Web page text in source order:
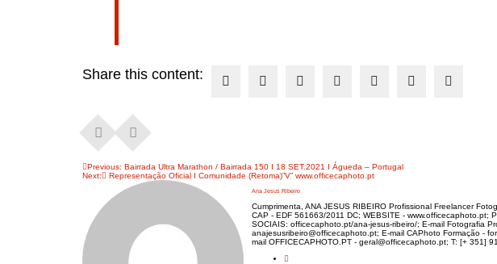
Share this content:
Navegação
de
artigos
Previous: Bairrada Ultra Marathon / Bairrada 150 I 18 SET.2021 I Águeda – Portugal
Next:
Representação Oficial I Comunidade (Retoma)”V” www.officecaphoto.pt
Ana Jesus Ribeiro
Cumprimenta, ANA JESUS RIBEIRO Profissional Freelancer
CAP - EDF 561663/2011 DC; WEBSITE - www.officecaphoto.pt;
SOCIAIS: officecaphoto.pt/ana-jesus-ribeiro/; E-mail Fotografia
anajesusribeiro@officecaphoto.pt; E-mail CAPhoto Formação -
mail OFFICECAPHOTO.PT - geral@officecaphoto.pt; T: [+ 351]